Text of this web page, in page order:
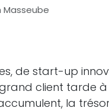
Masseube
de start-up
client tarde à
la